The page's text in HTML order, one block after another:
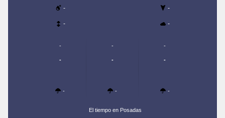
- -
- -
-
-
-
-
-
-
-
-
-
El tiempo en Posadas